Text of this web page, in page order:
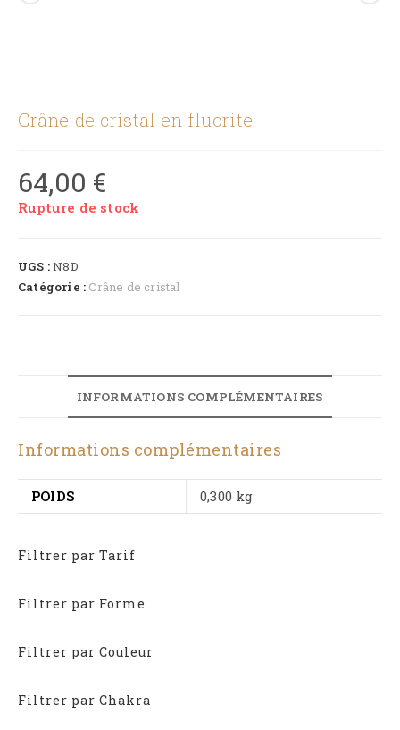
Crâne de cristal en fluorite
64,00 €
Rupture de stock
UGS :N8D
Catégorie : Crâne de cristal
INFORMATIONS COMPLÉMENTAIRES
Informations complémentaires
POIDS 0,300 kg
Filtrer par Tarif
Filtrer par Forme
Filtrer par Couleur
Filtrer par Chakra